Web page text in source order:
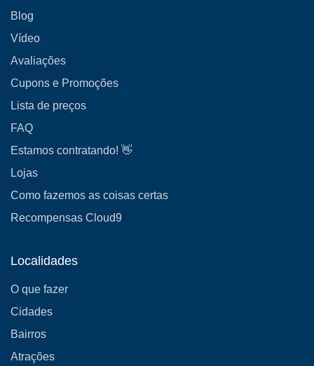
Blog
Vídeo
Avaliações
Cupons e Promoções
Lista de preços
FAQ
Estamos contratando! 👋
Lojas
Como fazemos as coisas certas
Recompensas Cloud9
Localidades
O que fazer
Cidades
Bairros
Atrações